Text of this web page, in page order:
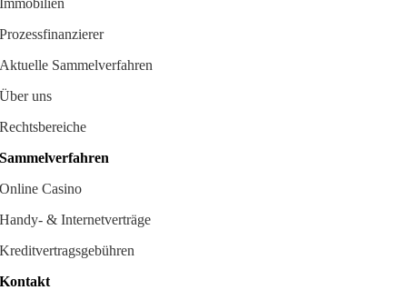
Immobilien
Prozessfinanzierer
Aktuelle Sammelverfahren
Über uns
Rechtsbereiche
Sammelverfahren
Online Casino
Handy- & Internetverträge
Kreditvertragsgebühren
Kontakt